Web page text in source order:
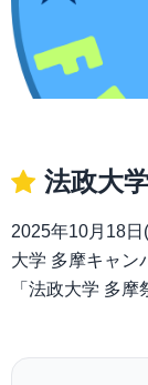
法政大
2025年10月18
大学 多摩キャン
「法政大学 多摩